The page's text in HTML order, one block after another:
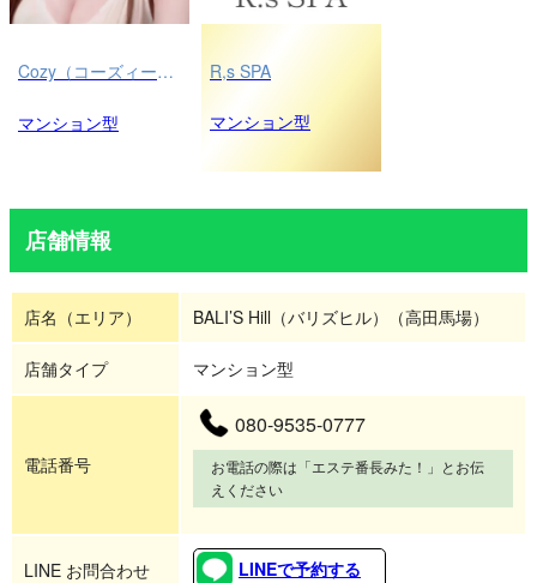
Cozy（コーズィー）高田馬場店
マンション型
R,s SPA
マンション型
店舗情報
店名（エリア） BALI’S Hill（バリズヒル）（高田馬場）
店舗タイプ マンション型
電話番号
080-9535-0777
お電話の際は「エステ番長みた！」とお伝
えください
LINE お問合わせ LINEで予約する